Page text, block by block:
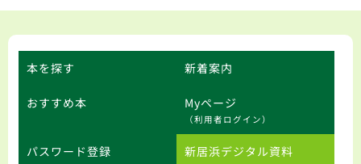
本を探す 新着案内
おすすめ本 Myページ
（利用者ログイン）
パスワード登録 新居浜デジタル資料